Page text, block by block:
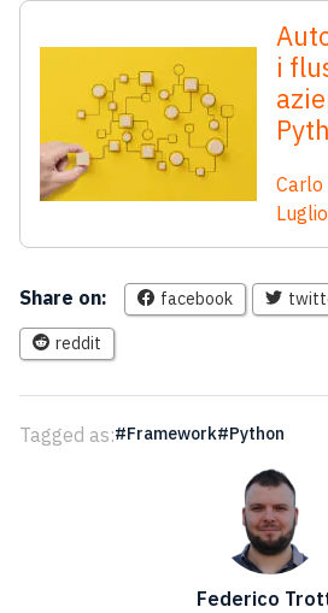
i
Carlo
Share on: facebook
reddit
Tagged as: Framework Python
Federico